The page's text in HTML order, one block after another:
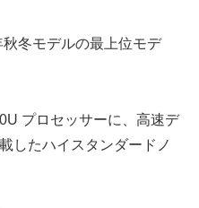
冬モデルの最上位モデ
プロセッサーに、高速デ
したハイスタンダードノ